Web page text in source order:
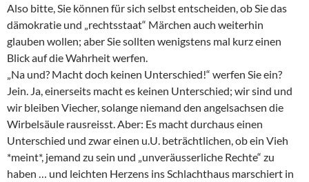
Also bitte, Sie können für sich selbst entscheiden, ob Sie das
dämokratie und „rechtsstaat“ Märchen auch weiterhin
glauben wollen; aber Sie sollten wenigstens mal kurz einen
Blick auf die Wahrheit werfen.
„Na und? Macht doch keinen Unterschied!“ werfen Sie ein?
Jein. Ja, einerseits macht es keinen Unterschied; wir sind und
wir bleiben Viecher, solange niemand den angelsachsen die
Wirbelsäule rausreisst. Aber: Es macht durchaus einen
Unterschied und zwar einen u.U. beträchtlichen, ob ein Vieh
*meint*, jemand zu sein und „unveräusserliche Rechte“ zu
haben … und leichten Herzens ins Schlachthaus marschiert in